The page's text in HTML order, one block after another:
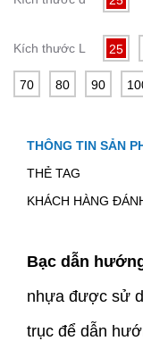
Kích thước L 25
70 80 90
THÔNG TIN SẢN
THẺ TAG
KHÁCH HÀNG
Bạc dẫn
nhựa được sử
trục để dẫn